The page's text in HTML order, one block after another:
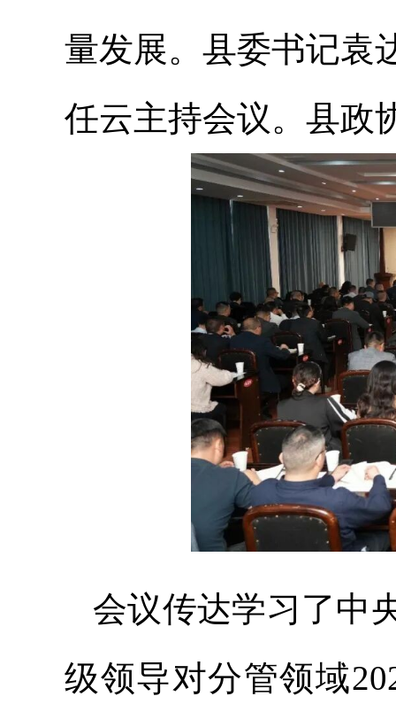
量发展。县委书记袁
任云主持会议。县政
会议传达学习了中
级领导对分管领域